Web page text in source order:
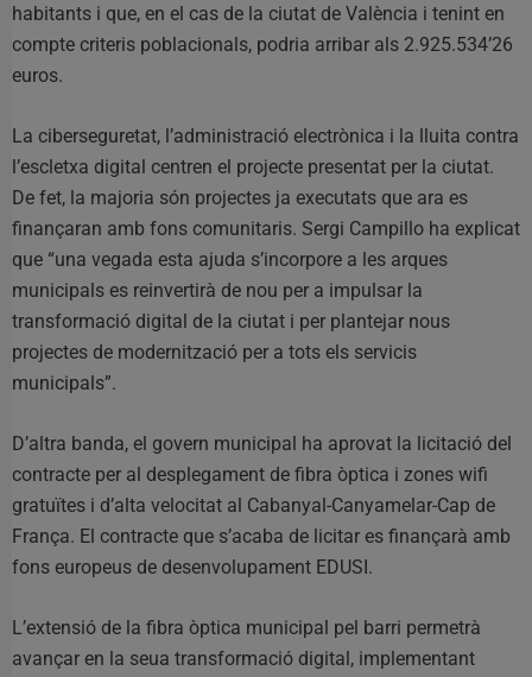
habitants i que, en el cas de la ciutat de València i tenint en
compte criteris poblacionals, podria arribar als 2.925.534’26
euros.
La ciberseguretat, l’administració electrònica i la lluita contra
l’escletxa digital centren el projecte presentat per la ciutat.
De fet, la majoria són projectes ja executats que ara es
finançaran amb fons comunitaris. Sergi Campillo ha explicat
que “una vegada esta ajuda s’incorpore a les arques
municipals es reinvertirà de nou per a impulsar la
transformació digital de la ciutat i per plantejar nous
projectes de modernització per a tots els servicis
municipals”.
D’altra banda, el govern municipal ha aprovat la licitació del
contracte per al desplegament de fibra òptica i zones wifi
gratuïtes i d’alta velocitat al Cabanyal-Canyamelar-Cap de
França. El contracte que s’acaba de licitar es finançarà amb
fons europeus de desenvolupament EDUSI.
L’extensió de la fibra òptica municipal pel barri permetrà
avançar en la seua transformació digital, implementant